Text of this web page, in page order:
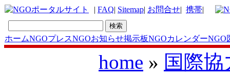
| FAQ| Sitemap| お問合せ| 携帯|
ホームNGOプレスNGOお知らせ掲示板NGOカレンダーNGO
home » 国際